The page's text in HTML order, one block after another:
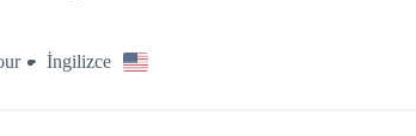
İngilizce